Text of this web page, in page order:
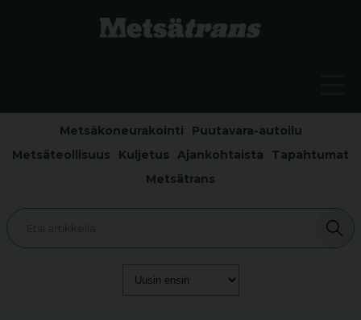
Metsäkoneurakointi
Puutavara-autoilu
Metsäteollisuus
Kuljetus Ajankohtaista
Tapahtumat
Metsätrans